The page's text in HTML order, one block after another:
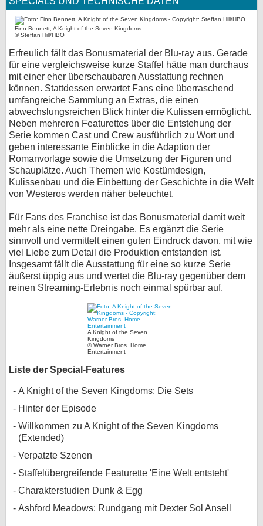
Finn Bennett, A Knight of the Seven Kingdoms
© Steffan Hill/HBO
Erfreulich fällt das Bonusmaterial der Blu-ray aus. Gerade
für eine vergleichsweise kurze Staffel hätte man durchaus
mit einer eher überschaubaren Ausstattung rechnen
können. Stattdessen erwartet Fans eine überraschend
umfangreiche Sammlung an Extras, die einen
abwechslungsreichen Blick hinter die Kulissen ermöglicht.
Neben mehreren Featurettes über die Entstehung der
Serie kommen Cast und Crew ausführlich zu Wort und
geben interessante Einblicke in die Adaption der
Romanvorlage sowie die Umsetzung der Figuren und
Schauplätze. Auch Themen wie Kostümdesign,
Kulissenbau und die Einbettung der Geschichte in die Welt
von Westeros werden näher beleuchtet.
Für Fans des Franchise ist das Bonusmaterial damit weit
mehr als eine nette Dreingabe. Es ergänzt die Serie
sinnvoll und vermittelt einen guten Eindruck davon, mit wie
viel Liebe zum Detail die Produktion entstanden ist.
Insgesamt fällt die Ausstattung für eine so kurze Serie
äußerst üppig aus und wertet die Blu-ray gegenüber dem
reinen Streaming-Erlebnis noch einmal spürbar auf.
A Knight of the Seven
Kingdoms
© Warner Bros. Home
Entertainment
Liste der Special-Features
A Knight of the Seven Kingdoms: Die Sets
Hinter der Episode
Willkommen zu A Knight of the Seven Kingdoms
(Extended)
Verpatzte Szenen
Staffelübergreifende Featurette 'Eine Welt entsteht'
Charakterstudien Dunk & Egg
Ashford Meadows: Rundgang mit Dexter Sol Ansell